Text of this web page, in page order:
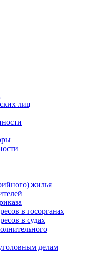
лиц
жилья
в госорганах
в судах
делам